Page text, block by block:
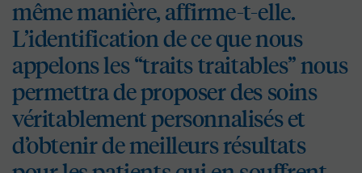
même manière, affirme-t-elle.
L’identification de ce que nous
appelons les “traits traitables” nous
permettra de proposer des soins
véritablement personnalisés et
d’obtenir de meilleurs résultats